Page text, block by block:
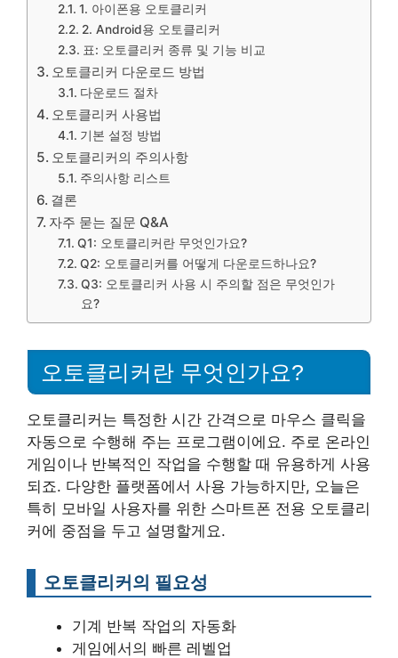
1. 아이폰용 오토클리커
2. Android용 오토클리커
표: 오토클리커 종류 및 기능 비교
오토클리커 다운로드 방법
다운로드 절차
오토클리커 사용법
기본 설정 방법
오토클리커의 주의사항
주의사항 리스트
결론
자주 묻는 질문 Q&A
Q1: 오토클리커란 무엇인가요?
Q2: 오토클리커를 어떻게 다운로드하나요?
Q3: 오토클리커 사용 시 주의할 점은 무엇인가
요?
오토클리커란 무엇인가요?
오토클리커는 특정한 시간 간격으로 마우스 클릭을
자동으로 수행해 주는 프로그램이에요. 주로 온라인
게임이나 반복적인 작업을 수행할 때 유용하게 사용
되죠. 다양한 플랫폼에서 사용 가능하지만, 오늘은
특히 모바일 사용자를 위한 스마트폰 전용 오토클리
커에 중점을 두고 설명할게요.
오토클리커의 필요성
기계 반복 작업의 자동화
게임에서의 빠른 레벨업